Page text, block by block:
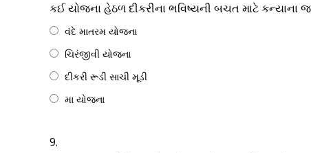
કઈ યોજના હેઠળ દીકરીના ભવિષ્યની બચત માટે કન્યાના
વંદે માતરમ યોજના
ચિરંજીવી યોજના
દીકરી રૂડી સાચી મૂડી
મા યોજના
9.